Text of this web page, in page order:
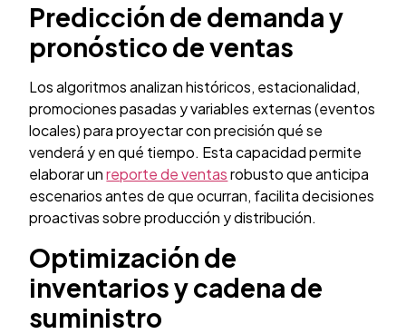
Predicción de demanda y
pronóstico de ventas
Los algoritmos analizan históricos, estacionalidad,
promociones pasadas y variables externas (eventos
locales) para proyectar con precisión qué se
venderá y en qué tiempo. Esta capacidad permite
elaborar un reporte de ventasrobusto que anticipa
escenarios antes de que ocurran, facilita decisiones
proactivas sobre producción y distribución.
Optimización de
inventarios y cadena de
suministro